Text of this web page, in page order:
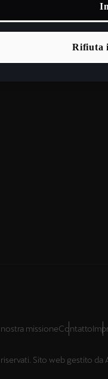
nostra missioneContatto
Sito web gestito
Rifiuta